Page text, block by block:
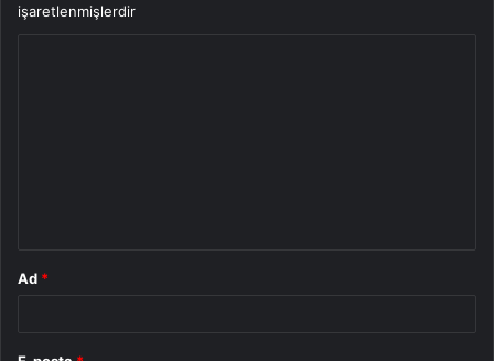
işaretlenmişlerdir
Ad *